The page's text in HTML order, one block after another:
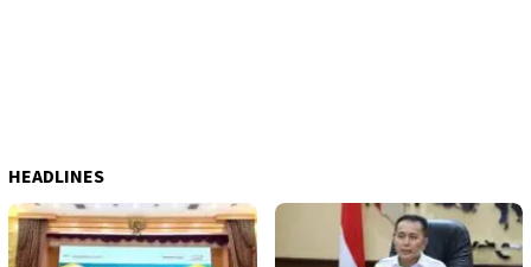
HEADLINES